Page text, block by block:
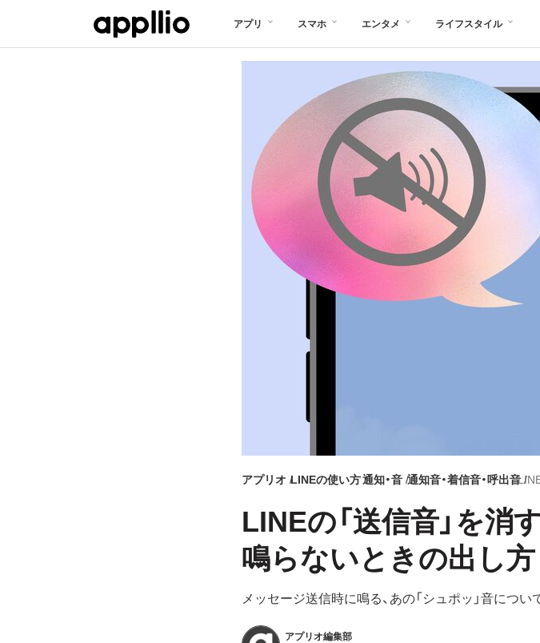
アプリ スマホ エンタメ ライフスタイル
アプリオ LINEの使い方通知・音 通知音・着信音・呼出音
LINEの「送信音」を消
鳴らないときの出し方
メッセージ送信時に鳴る、あの「シュポッ」音につい
アプリオ編集部